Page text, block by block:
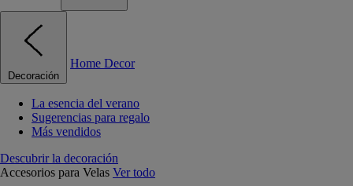
Decoración
Home Decor
La esencia del verano
Sugerencias para regalo
Más vendidos
Descubrir la decoración
Accesorios para Velas Ver todo